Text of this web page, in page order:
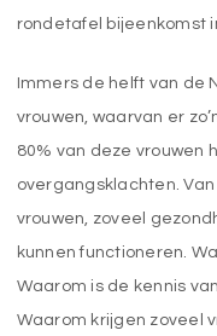
rondetafel bijeenkomst
Immers de helft van de
vrouwen, waarvan er
80% van deze vrouwen
overgangsklachten.
vrouwen, zoveel
kunnen functioneren.
Waarom is de kennis
Waarom krijgen zoveel